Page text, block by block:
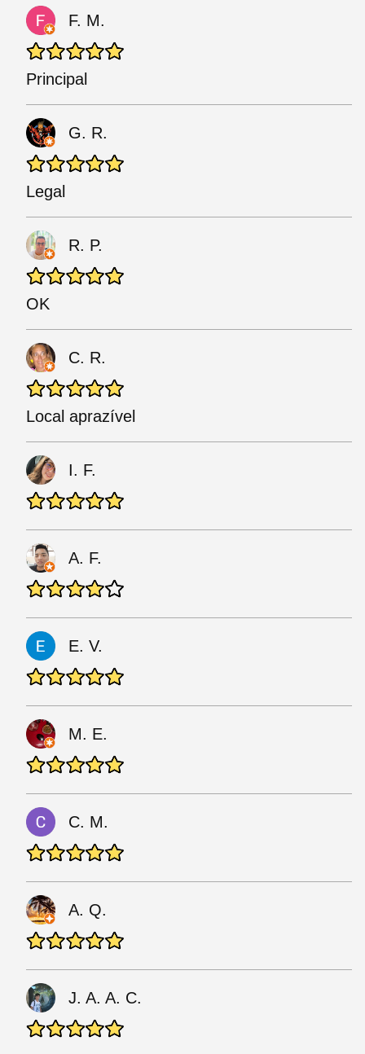
F. M.
Principal
G. R.
Legal
R. P.
OK
C. R.
Local aprazível
I. F.
A. F.
E. V.
M. E.
C. M.
A. Q.
J. A. A. C.